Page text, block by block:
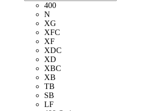
400
N
XG
XFC
XF
XDC
XD
XBC
XB
TB
SB
LF